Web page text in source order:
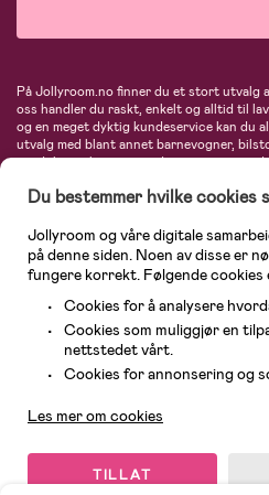
På Jollyroom.no finner du et stort utvalg
oss handler du raskt, enkelt og alltid til
og en meget dyktig kundeservice kan
utvalg med blant annet barnevogner,
produkter til mor, mengder av
Maxi-Cosi, Baby Jogger, BabyBjörn,
største nettbutikk for barn og baby!
Du bestemmer hvilke cookies
Jollyroom og våre digitale
på denne siden. Noen av disse er
fungere korrekt. Følgende cookies
Cookies for å analysere
Cookies som muliggjør en
nettstedet vårt.
Cookies for annonsering og
Les mer om cookies
TILLAT